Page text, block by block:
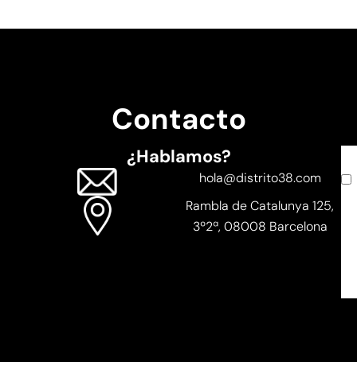
Contacto
¿Hablamos?
hola@distrito38.com
Rambla de Catalunya 125,
3º2ª, 08008 Barcelona